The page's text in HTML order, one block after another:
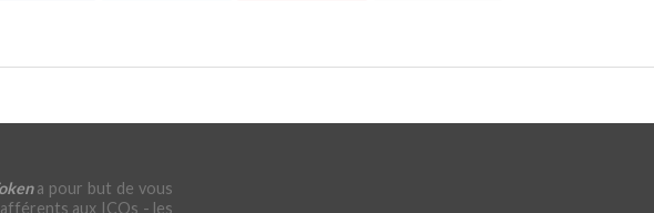
a pour but de vous
aux ICOs - les